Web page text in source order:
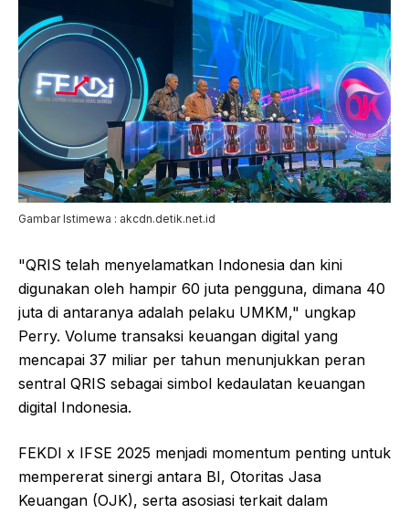
Gambar Istimewa : akcdn.detik.net.id
"QRIS telah menyelamatkan Indonesia dan kini
digunakan oleh hampir 60 juta pengguna, dimana 40
juta di antaranya adalah pelaku UMKM," ungkap
Perry. Volume transaksi keuangan digital yang
mencapai 37 miliar per tahun menunjukkan peran
sentral QRIS sebagai simbol kedaulatan keuangan
digital Indonesia.
FEKDI x IFSE 2025 menjadi momentum penting untuk
mempererat sinergi antara BI, Otoritas Jasa
Keuangan (OJK), serta asosiasi terkait dalam